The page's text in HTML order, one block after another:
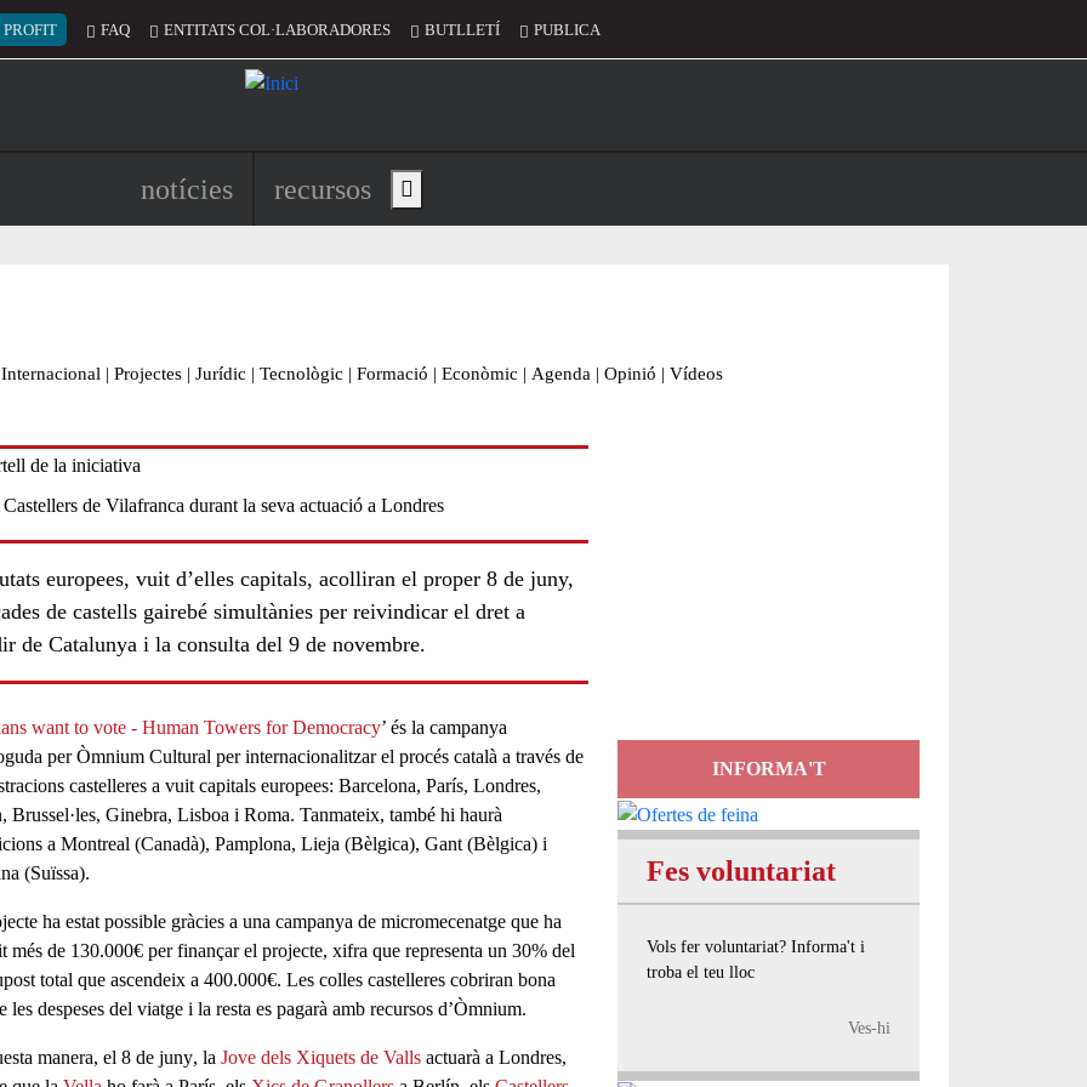
del compte d'usuari
PROFIT FAQ ENTITATS COL·LABORADORES BUTLLETÍ PUBLICA
Navegació principal de l'encapçalament
notícies recursos Show main menu
Internacional | Projectes | Jurídic | Tecnològic | Formació | Econòmic | Agenda | Opinió | Vídeos
europees, vuit d’elles capitals, acolliran el proper 8 de juny,
de castells gairebé simultànies per reivindicar el dret a
de Catalunya i la consulta del 9 de novembre.
want to vote - Human Towers for Democracy’ és la campanya
per Òmnium Cultural per internacionalitzar el procés català a través de
castelleres a vuit capitals europees: Barcelona, París, Londres,
Brussel·les, Ginebra, Lisboa i Roma. Tanmateix, també hi haurà
a Montreal (Canadà), Pamplona, Lieja (Bèlgica), Gant (Bèlgica) i
(Suïssa).
ha estat possible gràcies a una campanya de micromecenatge que ha
més de 130.000€ per finançar el projecte, xifra que representa un 30% del
total que ascendeix a 400.000€. Les colles castelleres cobriran bona
les despeses del viatge i la resta es pagarà amb recursos d’Òmnium.
manera, el 8 de juny, la Jove dels Xiquets de Vallsactuarà a Londres,
INFORMA'T
Fes voluntariat
Vols fer voluntariat? Informa't i
troba el teu lloc
Ves-hi